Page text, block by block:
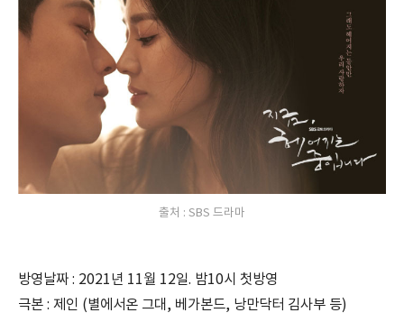
출처 : SBS 드라마
방영날짜 : 2021년 11월 12일. 밤10시 첫방영
극본 : 제인 (별에서온 그대, 베가본드, 낭만닥터 김사부 등)